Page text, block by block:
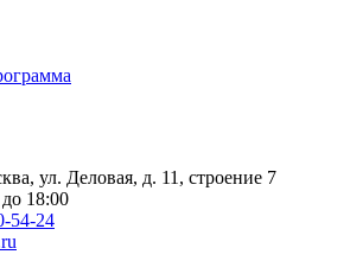
ул. Деловая, д. 11, строение 7
18:00
54-24